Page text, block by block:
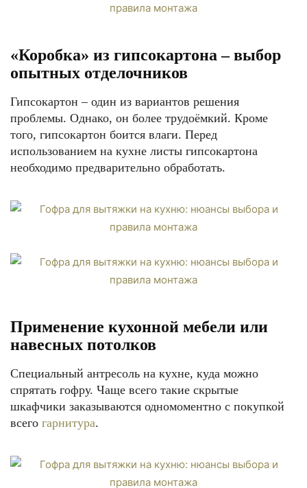
«Коробка» из гипсокартона – выбор
опытных отделочников
Гипсокартон – один из вариантов решения
проблемы. Однако, он более трудоёмкий. Кроме
того, гипсокартон боится влаги. Перед
использованием на кухне листы гипсокартона
необходимо предварительно обработать.
Применение кухонной мебели или
навесных потолков
Специальный антресоль на кухне, куда можно
спрятать гофру. Чаще всего такие скрытые
шкафчики заказываются одномоментно с покупкой
всего гарнитура.